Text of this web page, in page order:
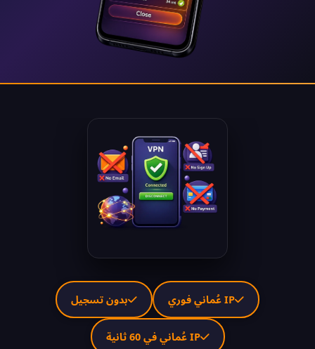
IP عُماني فوري بدون تسجيل
IP عُماني في 60 ثانية